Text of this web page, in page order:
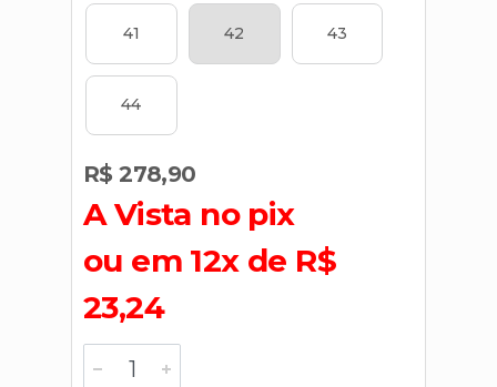
41 42 43
44
R$ 278,90
A Vista no pix
ou em 12x de R$
23,24